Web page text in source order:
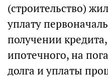
(строительство)
уплату
получении
ипотечного, на
долга и уплаты